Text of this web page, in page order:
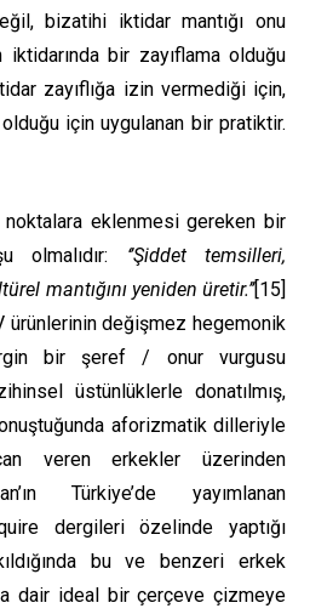
bizatihi iktidar mantığı onu
bir zayıflama olduğu
zayıflığa izin vermediği için,
için uygulanan bir pratiktir.
noktalara eklenmesi gereken bir
olmalıdır: ‘’Şiddet temsilleri,
mantığını yeniden üretir.’’[15]
ürünlerinin değişmez hegemonik
bir şeref / onur vurgusu
üstünlüklerle donatılmış,
aforizmatik dilleriyle
veren erkekler üzerinden
Türkiye’de yayımlanan
dergileri özelinde yaptığı
bu ve benzeri erkek
dair ideal bir çerçeve çizmeye